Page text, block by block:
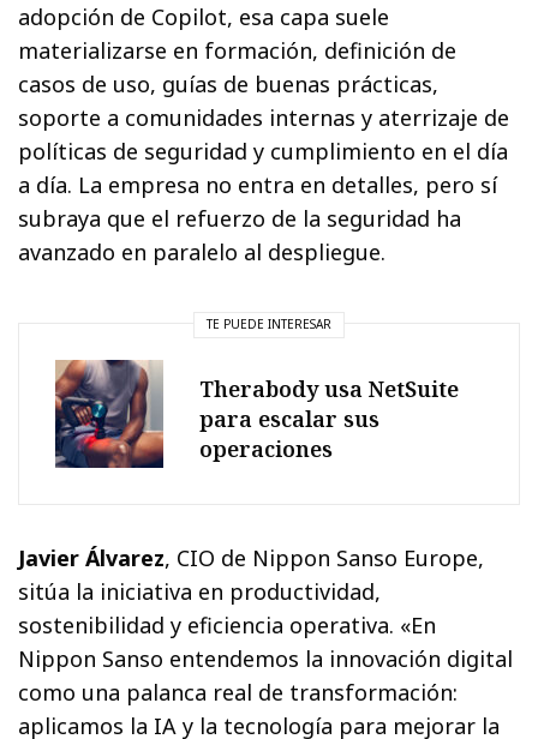
adopción de Copilot, esa capa suele
materializarse en formación, definición de
casos de uso, guías de buenas prácticas,
soporte a comunidades internas y aterrizaje de
políticas de seguridad y cumplimiento en el día
a día. La empresa no entra en detalles, pero sí
subraya que el refuerzo de la seguridad ha
avanzado en paralelo al despliegue.
TE PUEDE INTERESAR
Therabody usa NetSuite
para escalar sus
operaciones
Javier Álvarez, CIO de Nippon Sanso Europe,
sitúa la iniciativa en productividad,
sostenibilidad y eficiencia operativa. «En
Nippon Sanso entendemos la innovación digital
como una palanca real de transformación:
aplicamos la IA y la tecnología para mejorar la